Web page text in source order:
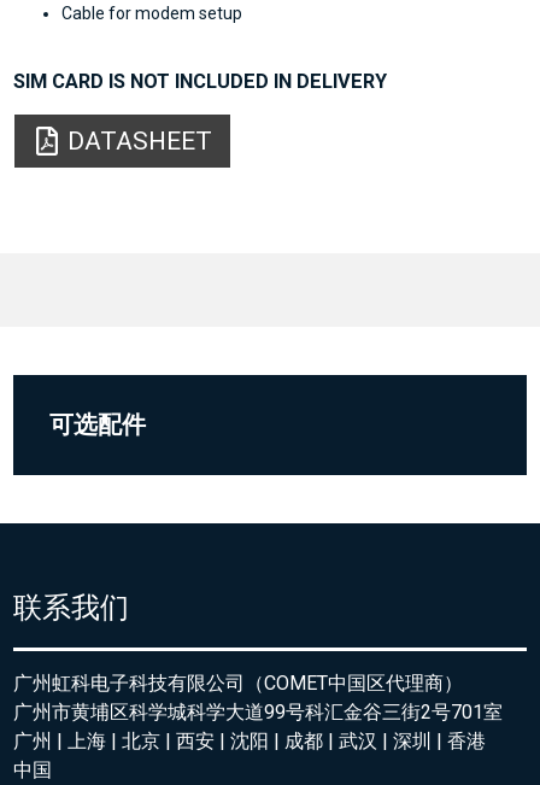
Cable for modem setup
SIM CARD IS NOT INCLUDED IN DELIVERY
DATASHEET
可选配件
联系我们
广州虹科电子科技有限公司（COMET中国区代理商）
广州市黄埔区科学城科学大道99号科汇金谷三街2号701室
广州 | 上海 | 北京 | 西安 | 沈阳 | 成都 | 武汉 | 深圳 | 香港
中国